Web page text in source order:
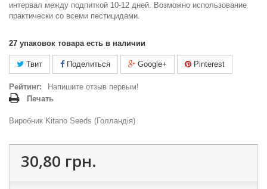
интервал между подпиткой 10-12 дней. Возможно использование
практически со всеми пестицидами.
27 упаковок товара есть в наличии
Твит Поделиться Google+ Pinterest
Рейтинг:
Напишите отзыв первым!
Печать
Виробник Kitano Seeds (Голландія)
30,80 грн.